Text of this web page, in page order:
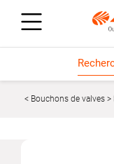
Bouchons de valves